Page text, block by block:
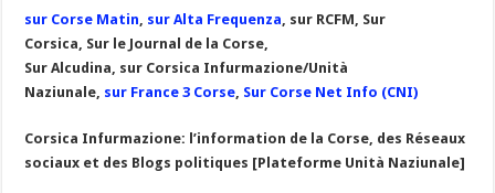
sur Corse Matin, sur Alta Frequenza, sur RCFM, Sur
Corsica, Sur le Journal de la Corse,
Sur Alcudina, sur Corsica Infurmazione/Unità
Naziunale, sur France 3 Corse, Sur Corse Net Info (CNI)
Corsica Infurmazione: l’information de la Corse, des Réseaux
sociaux et des Blogs politiques [Plateforme Unità Naziunale]